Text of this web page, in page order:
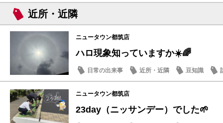
近所・近隣
ニュータウン都筑店
ハロ現象知っていますか☀️🌈
日常の出来事 近所・近隣 豆知識
ニュータウン都筑店
23day（ニッサンデー）でした🌱